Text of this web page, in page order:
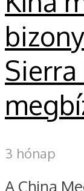
3 hónap
A China